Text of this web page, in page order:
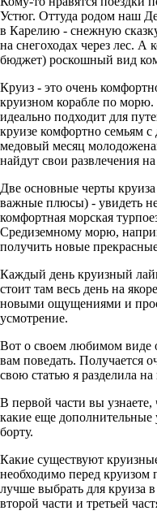
Устюг. Оттуда родом наш
в Карелию - снежную
на снегоходах через лес. А
бюджет) роскошный вид
Круиз - это очень
круизном корабле по морю.
идеально подходит для
круизе комфортно семьям с
медовый месяц
найдут свои развлечения на
Две основные черты
важные плюсы) - увидеть
комфортная морская
Средиземному морю,
получить новые
Каждый день круизный
стоит там весь день на
новыми ощущениями и
усмотрение.
Вот о своем любимом виде
вам поведать. Получается
свою статью я разделила на
В первой части вы узнаете,
какие еще дополнительные
борту.
Какие существуют
необходимо перед круизом
лучше выбрать для круиза
второй части и третьей